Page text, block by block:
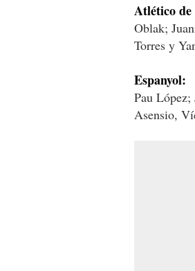
Atlético
Oblak;
Torres y
Espanyol:
Pau
Asensio,